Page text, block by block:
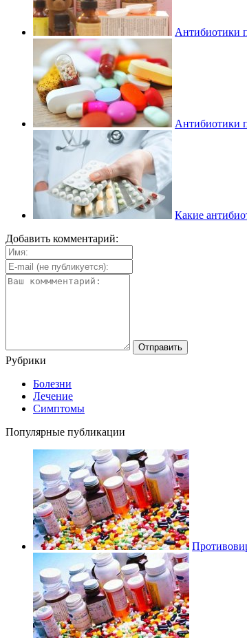
Антибиотики
Антибиотики
Какие
Добавить комментарий:
Рубрики
Болезни
Лечение
Симптомы
Популярные публикации